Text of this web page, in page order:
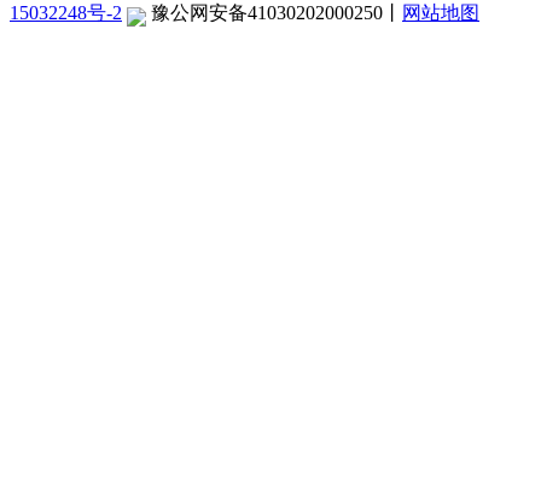
15032248号-2
豫公网安备41030202000250 网站地图